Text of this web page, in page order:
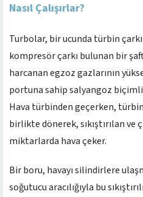
Nasıl Çalışırlar?
Turbolar, bir ucunda türbin
kompresör çarkı bulunan bir
harcanan egzoz gazlarının
portuna sahip salyangoz biçimli
Hava türbinden geçerken,
birlikte dönerek, sıkıştırılan ve
miktarlarda hava çeker.
Bir boru, havayı silindirlere
soğutucu aracılığıyla bu